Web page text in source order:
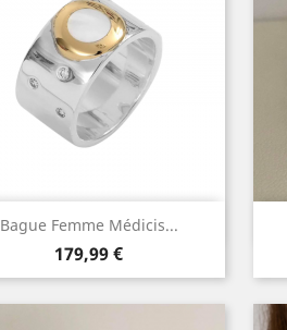
Bague Femme Médicis...
Prix
179,99 €
Aperçu rapide